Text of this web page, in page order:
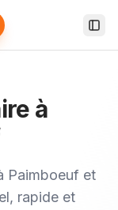
à
Paimboeuf et
rapide et